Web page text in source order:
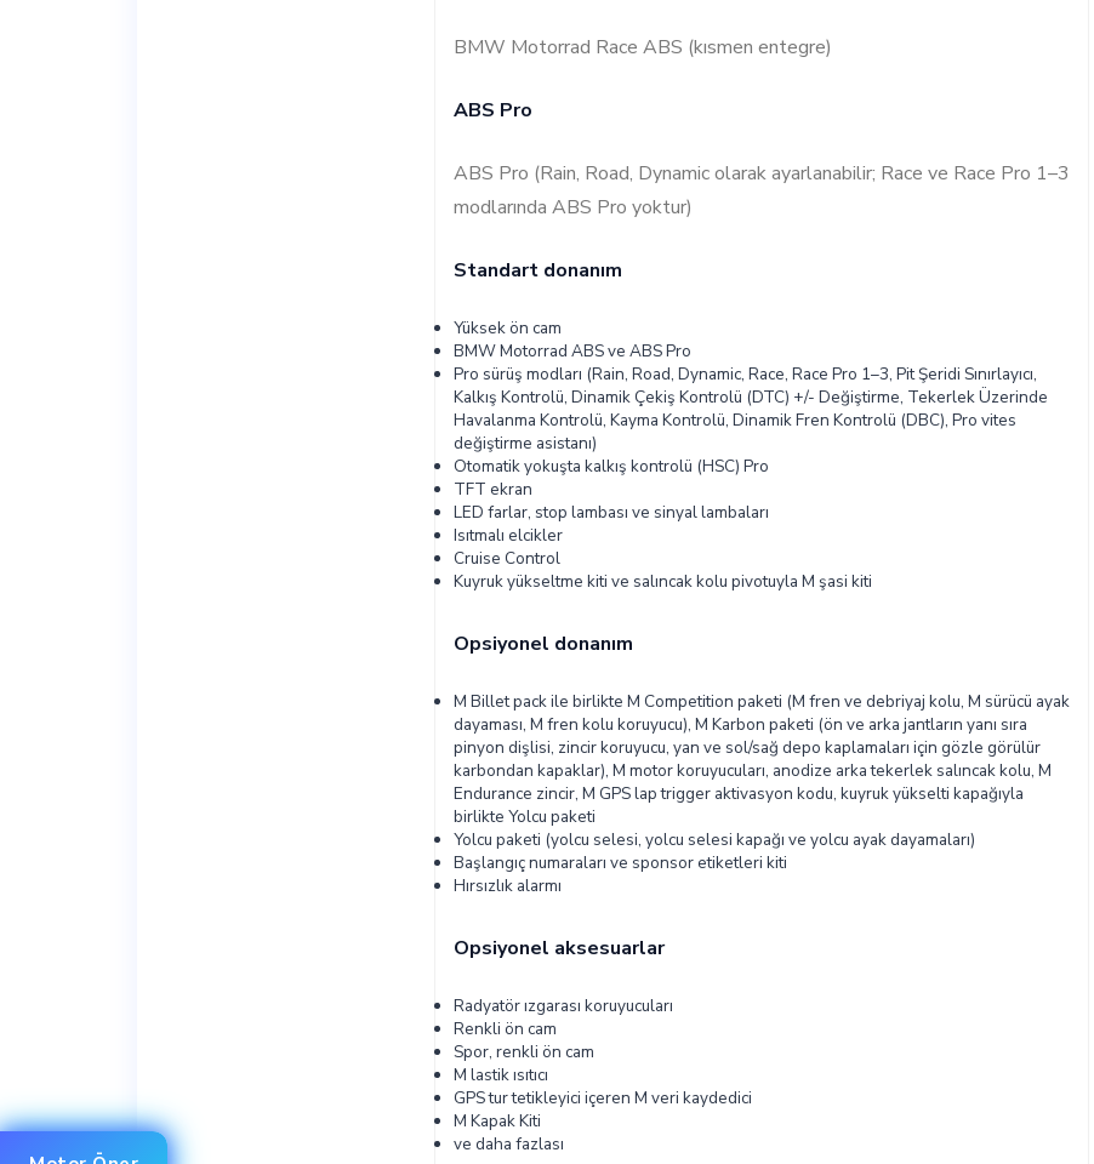
BMW Motorrad Race ABS (kısmen entegre)
ABS Pro
ABS Pro (Rain, Road, Dynamic olarak ayarlanabilir; Race ve Race Pro 1–3
modlarında ABS Pro yoktur)
Standart donanım
Yüksek ön cam
BMW Motorrad ABS ve ABS Pro
Pro sürüş modları (Rain, Road, Dynamic, Race, Race Pro 1–3, Pit Şeridi Sınırlayıcı,
Kalkış Kontrolü, Dinamik Çekiş Kontrolü (DTC) +/- Değiştirme, Tekerlek Üzerinde
Havalanma Kontrolü, Kayma Kontrolü, Dinamik Fren Kontrolü (DBC), Pro vites
değiştirme asistanı)
Otomatik yokuşta kalkış kontrolü (HSC) Pro
TFT ekran
LED farlar, stop lambası ve sinyal lambaları
Isıtmalı elcikler
Cruise Control
Kuyruk yükseltme kiti ve salıncak kolu pivotuyla M şasi kiti
Opsiyonel donanım
M Billet pack ile birlikte M Competition paketi (M fren ve debriyaj kolu, M sürücü ayak
dayaması, M fren kolu koruyucu), M Karbon paketi (ön ve arka jantların yanı sıra
pinyon dişlisi, zincir koruyucu, yan ve sol/sağ depo kaplamaları için gözle görülür
karbondan kapaklar), M motor koruyucuları, anodize arka tekerlek salıncak kolu, M
Endurance zincir, M GPS lap trigger aktivasyon kodu, kuyruk yükselti kapağıyla
birlikte Yolcu paketi
Yolcu paketi (yolcu selesi, yolcu selesi kapağı ve yolcu ayak dayamaları)
Başlangıç numaraları ve sponsor etiketleri kiti
Hırsızlık alarmı
Opsiyonel aksesuarlar
Radyatör ızgarası koruyucuları
Renkli ön cam
Spor, renkli ön cam
M lastik ısıtıcı
GPS tur tetikleyici içeren M veri kaydedici
M Kapak Kiti
ve daha fazlası